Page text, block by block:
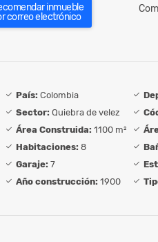
inmueble
correo electrónico
País: Colombia
Sector: Quiebra de velez
Área Construida: 1100 m²
Habitaciones: 8
Garaje: 7
Año construcción: 1900